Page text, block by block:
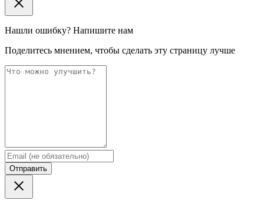
Нашли ошибку? Напишите нам
Поделитесь мнением, чтобы сделать эту страницу лучше
Отправить